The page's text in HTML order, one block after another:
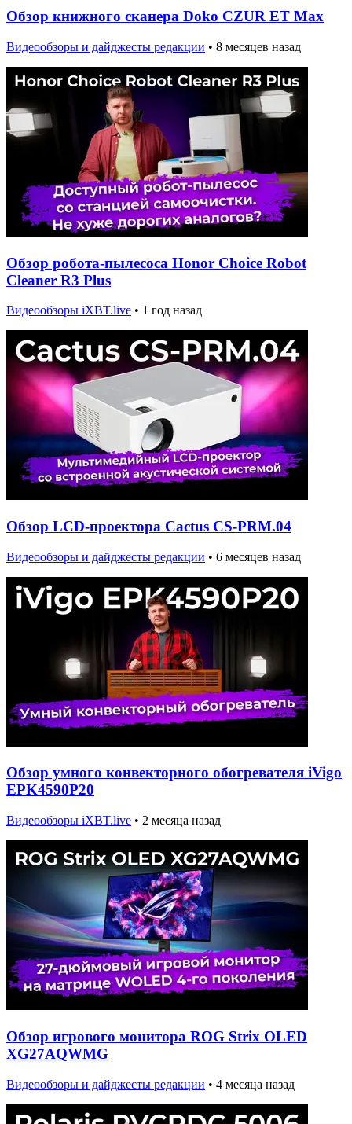
Обзор книжного сканера Doko CZUR ET Max
Видеообзоры и дайджесты редакции • 8 месяцев назад
Обзор робота-пылесоса Honor Choice Robot
Cleaner R3 Plus
Видеообзоры iXBT.live • 1 год назад
Обзор LCD-проектора Cactus CS-PRM.04
Видеообзоры и дайджесты редакции • 6 месяцев назад
Обзор умного конвекторного обогревателя iVigo
EPK4590P20
Видеообзоры iXBT.live • 2 месяца назад
Обзор игрового монитора ROG Strix OLED
XG27AQWMG
Видеообзоры и дайджесты редакции • 4 месяца назад